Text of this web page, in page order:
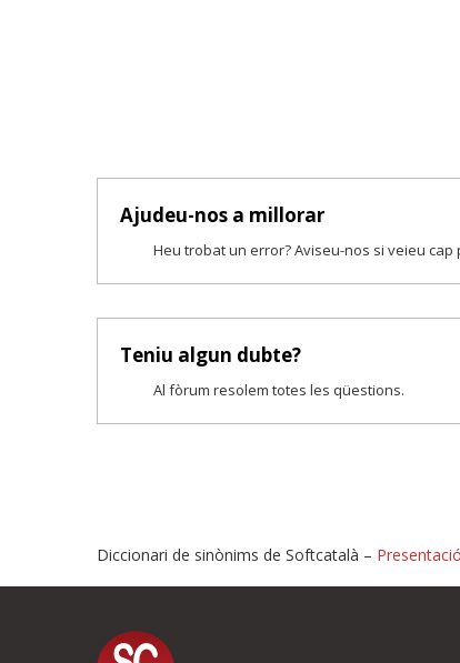
Ajudeu-nos a millorar
Heu trobat un error? Aviseu-nos si veieu cap
Teniu algun dubte?
Al fòrum resolem totes les qüestions.
Proposeu-nos
Diccionari de sinònims de Softcatalà –